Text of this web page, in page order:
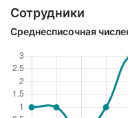
Сотрудники
Среднесписочная